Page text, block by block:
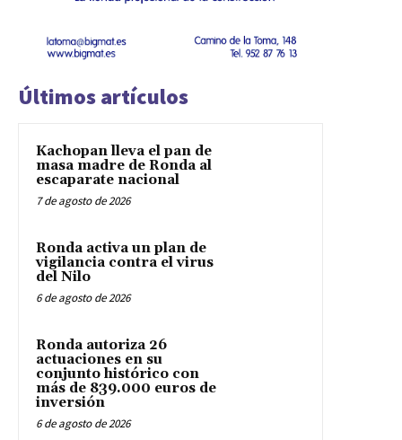
Últimos artículos
Kachopan lleva el pan de
masa madre de Ronda al
escaparate nacional
7 de agosto de 2026
Ronda activa un plan de
vigilancia contra el virus
del Nilo
6 de agosto de 2026
Ronda autoriza 26
actuaciones en su
conjunto histórico con
más de 839.000 euros de
inversión
6 de agosto de 2026